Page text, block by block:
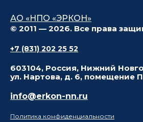
АО «НПО «ЭРКОН»
© 2011 — 2026. Все права
+7 (831) 202 25 52
603104, Россия, Нижний
ул. Нартова, д. 6, помещение
info@erkon-nn.ru
Политика конфиденциальности